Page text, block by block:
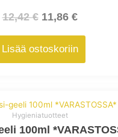
12,42€ 11,86 €
Lisää ostoskoriin
Hygieniatuotteet
100ml
hinta
oli:
hinta
on: